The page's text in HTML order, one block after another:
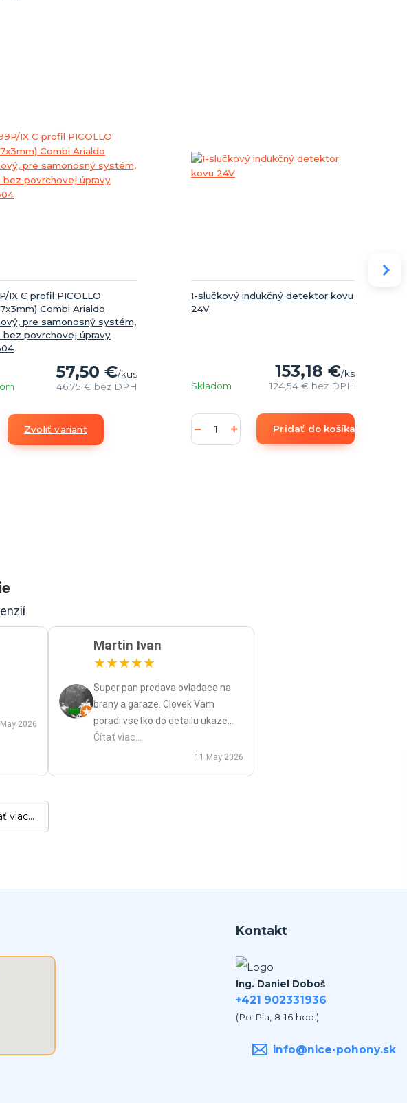
IX C profil PICOLLO
Combi Arialdo
pre samonosný systém,
bez povrchovej úpravy
57,50 €/kus
46,75 € bez DPH
Zvoliť variant
1-slučkový indukčný detektor kovu
24V
153,18 €/ks
124,54 € bez DPH
Skladom
Pridať do košíka
2026
Martin Ivan
★★★★★
Super pan predava ovladace na
brany a garaze. Clovek Vam
poradi vsetko do detailu ukaze
popripade nadstavy priamo na
mieste a ked uz nahodou to nejde
Čítať viac...
11 May 2026
viac...
Kontakt
Ing. Daniel Doboš
+421 902331936
(Po-Pia, 8-16 hod.)
info@nice-pohony.sk